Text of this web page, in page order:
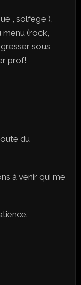
, solfège ),
menu (rock,
sous
prof!
du
à venir qui me